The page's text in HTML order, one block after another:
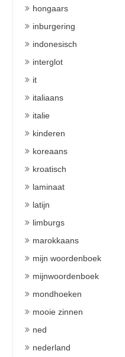
hongaars
inburgering
indonesisch
interglot
it
italiaans
italie
kinderen
koreaans
kroatisch
laminaat
latijn
limburgs
marokkaans
mijn woordenboek
mijnwoordenboek
mondhoeken
mooie zinnen
ned
nederland